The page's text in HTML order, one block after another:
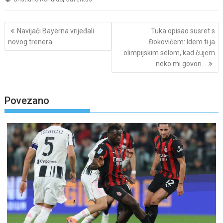
Post
navigation
Navijači Bayerna vrijeđali
novog trenera
Tuka opisao susret s
Đokovićem: Idem ti ja
olimpijskim selom, kad čujem
neko mi govori…
Povezano